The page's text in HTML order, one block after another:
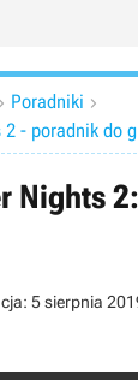
 Poradniki 
- poradnik do
Nights
5 sierpnia